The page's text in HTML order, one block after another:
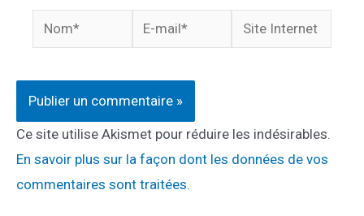
Nom*
mail*
Site
Internet
Ce site utilise Akismet pour réduire les indésirables.
En savoir plus sur la façon dont les données de vos
commentaires sont traitées.